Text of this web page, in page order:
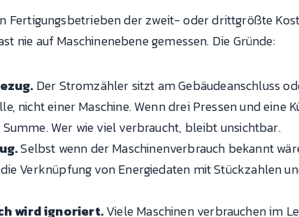
Fertigungsbetrieben der zweit- oder drittgrößte
nie auf Maschinenebene gemessen. Die Gründe:
Der Stromzähler sitzt am Gebäudeanschluss
nicht einer Maschine. Wenn drei Pressen und eine
Wer wie viel verbraucht, bleibt unsichtbar.
Selbst wenn der Maschinenverbrauch bekannt
Verknüpfung von Energiedaten mit Stückzahlen
wird ignoriert.Viele Maschinen verbrauchen im